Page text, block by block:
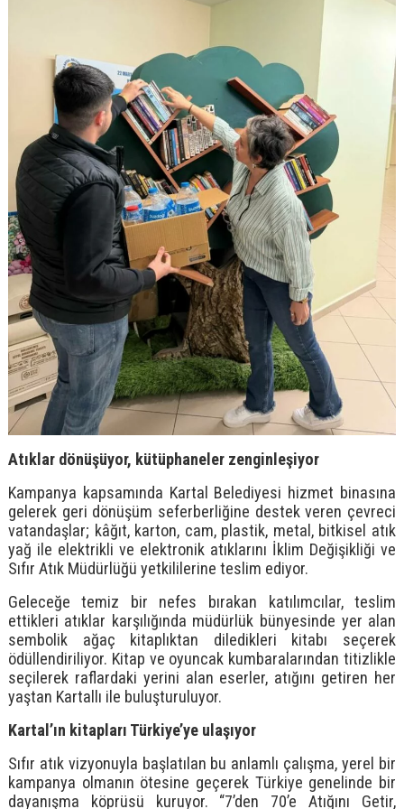
Atıklar dönüşüyor, kütüphaneler zenginleşiyor
Kampanya kapsamında Kartal Belediyesi hizmet binasına
gelerek geri dönüşüm seferberliğine destek veren çevreci
vatandaşlar; kâğıt, karton, cam, plastik, metal, bitkisel atık
yağ ile elektrikli ve elektronik atıklarını İklim Değişikliği ve
Sıfır Atık Müdürlüğü yetkililerine teslim ediyor.
Geleceğe temiz bir nefes bırakan katılımcılar, teslim
ettikleri atıklar karşılığında müdürlük bünyesinde yer alan
sembolik ağaç kitaplıktan diledikleri kitabı seçerek
ödüllendiriliyor. Kitap ve oyuncak kumbaralarından titizlikle
seçilerek raflardaki yerini alan eserler, atığını getiren her
yaştan Kartallı ile buluşturuluyor.
Kartal’ın kitapları Türkiye’ye ulaşıyor
Sıfır atık vizyonuyla başlatılan bu anlamlı çalışma, yerel bir
kampanya olmanın ötesine geçerek Türkiye genelinde bir
dayanışma köprüsü kuruyor. “7’den 70’e Atığını Getir,